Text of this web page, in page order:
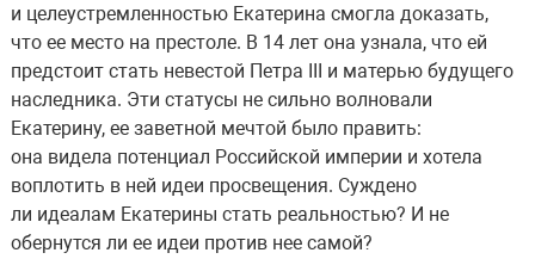
и целеустремленностью Екатерина смогла доказать,
что ее место на престоле. В 14 лет она узнала, что ей
предстоит стать невестой Петра III и матерью будущего
наследника. Эти статусы не сильно волновали
Екатерину, ее заветной мечтой было править:
она видела потенциал Российской империи и хотела
воплотить в ней идеи просвещения. Суждено
ли идеалам Екатерины стать реальностью? И не
обернутся ли ее идеи против нее самой?